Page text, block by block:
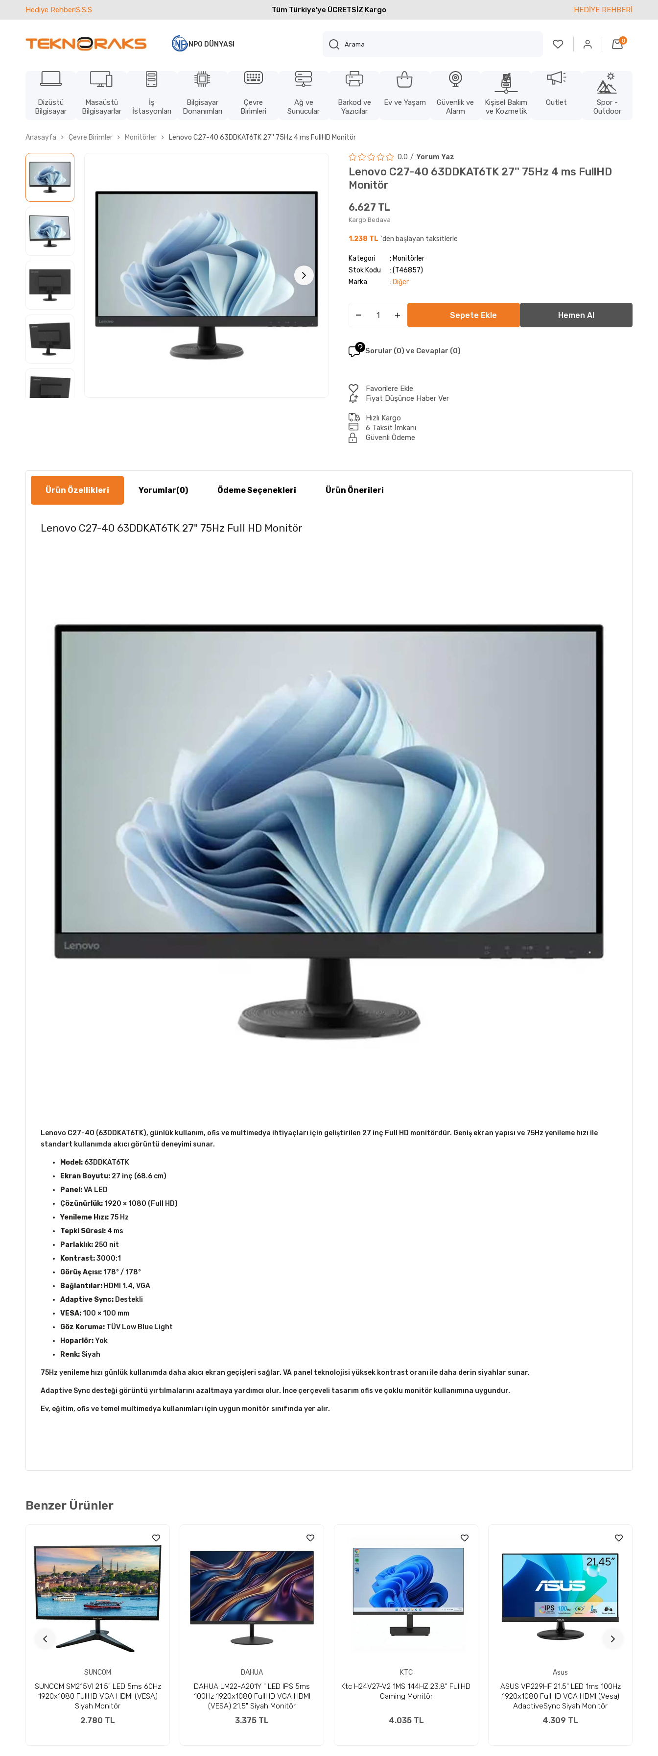
Hediye RehberiS.S.S Tüm Türkiye'ye ÜCRETSİZ Kargo HEDİYE REHBERİ
NPO DÜNYASI 0
Dizüstü
Bilgisayar
Masaüstü
Bilgisayarlar
İş
İstasyonları
Bilgisayar
Donanımları
Çevre
Birimleri
Ağ ve
Sunucular
Barkod ve
Yazıcılar
Ev ve Yaşam
Güvenlik ve
Alarm
Kişisel Bakım
ve Kozmetik
Outlet
Spor -
Outdoor
Anasayfa Çevre Birimler Monitörler Lenovo C27-40 63DDKAT6TK 27'' 75Hz 4 ms FullHD Monitör
0.0 Yorum Yaz
Lenovo C27-40 63DDKAT6TK 27'' 75Hz 4 ms FullHD
Monitör
6.627 TL
Kargo Bedava
1.238 TL `den başlayan taksitlerle
Kategori
Monitörler
Stok Kodu
(T46857)
Marka
: Diğer
Sorular (0) ve Cevaplar (0)
Favorilere Ekle
Fiyat Düşünce Haber Ver
Hızlı Kargo
6 Taksit İmkanı
Güvenli Ödeme
Ürün Özellikleri Yorumlar(0) Ödeme Seçenekleri Ürün Önerileri
Lenovo C27-40 63DDKAT6TK 27" 75Hz Full HD Monitör
Lenovo C27-40 (63DDKAT6TK), günlük kullanım, ofis ve multimedya ihtiyaçları için geliştirilen 27 inç Full HD monitördür. Geniş ekran yapısı ve 75Hz yenileme hızı ile
standart kullanımda akıcı görüntü deneyimi sunar.
Model: 63DDKAT6TK
Ekran Boyutu: 27 inç (68.6 cm)
Panel:VA LED
Çözünürlük:1920 × 1080 (Full HD)
Yenileme Hızı: 75 Hz
Tepki Süresi: 4 ms
Parlaklık: 250 nit
Kontrast:3000:1
Görüş Açısı:178° / 178°
Bağlantılar: HDMI 1.4, VGA
Adaptive Sync: Destekli
VESA:100 × 100 mm
Göz Koruma: TÜV Low Blue Light
Hoparlör:Yok
Renk: Siyah
75Hz yenileme hızı günlük kullanımda daha akıcı ekran geçişleri sağlar. VA panel teknolojisi yüksek kontrast oranı ile daha derin siyahlar sunar.
Adaptive Sync desteği görüntü yırtılmalarını azaltmaya yardımcı olur. İnce çerçeveli tasarım ofis ve çoklu monitör kullanımına uygundur.
Ev, eğitim, ofis ve temel multimedya kullanımları için uygun monitör sınıfında yer alır.
Benzer Ürünler
SUNCOM
SUNCOM SM215VI 21.5" LED 5ms 60Hz
1920x1080 FullHD VGA HDMI (VESA)
Siyah Monitör
2.780 TL
DAHUA
DAHUA LM22-A201Y " LED IPS 5ms
100Hz 1920x1080 FullHD VGA HDMI
(VESA) 21.5" Siyah Monitör
3.375 TL
KTC
Ktc H24V27-V2 1MS 144HZ 23.8" FullHD
Gaming Monitör
4.035 TL
Asus
ASUS VP229HF 21.5" LED 1ms 100Hz
1920x1080 FullHD VGA HDMI (Vesa)
AdaptiveSync Siyah Monitör
4.309 TL